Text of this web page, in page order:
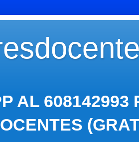
AL 608142993